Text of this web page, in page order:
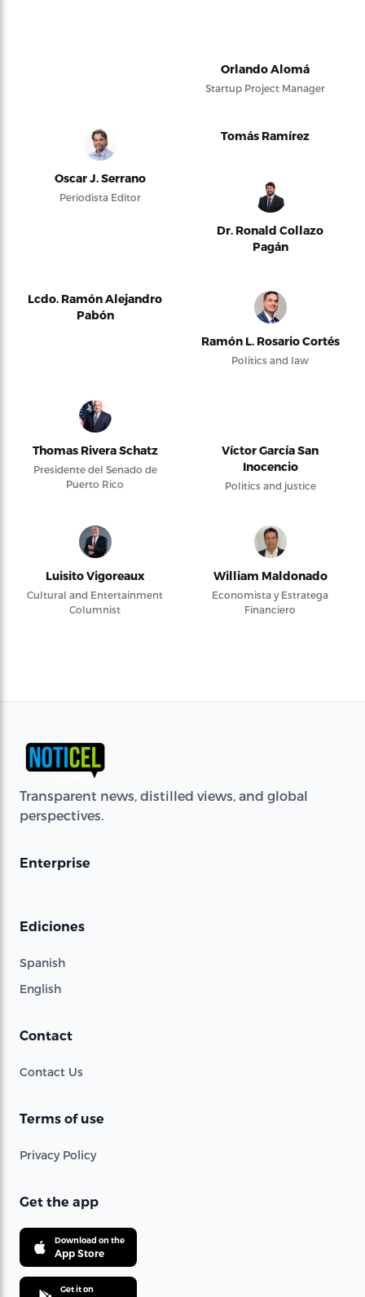
Orlando Alomá
Startup Project Manager
Oscar J. Serrano
Periodista Editor
Tomás Ramírez
Dr. Ronald Collazo
Pagán
Lcdo. Ramón Alejandro
Pabón
Ramón L. Rosario Cortés
Politics and law
Thomas Rivera Schatz
Presidente del Senado de
Puerto Rico
Víctor García San
Inocencio
Politics and justice
Luisito Vigoreaux
Cultural and Entertainment
Columnist
William Maldonado
Economista y Estratega
Financiero
Transparent news, distilled views, and global
perspectives.
Enterprise
Ediciones
Spanish
English
Contact
Contact Us
Terms of use
Privacy Policy
Get the app
Download on the
App Store
Get it on